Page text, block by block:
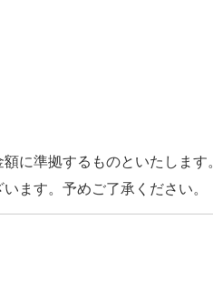
に準拠するものといたします。